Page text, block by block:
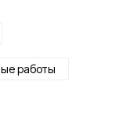
работы